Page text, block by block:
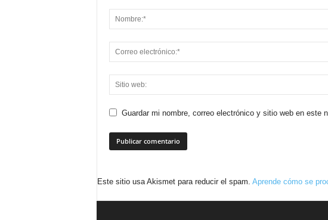
Guardar mi nombre, correo electrónico y sitio web en este
Este sitio usa Akismet para reducir el spam. Aprende cómo se